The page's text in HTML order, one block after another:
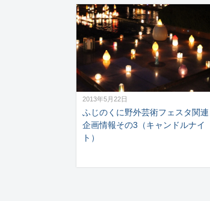
2013年5月22日
ふじのくに野外芸術フェスタ関連
企画情報その3（キャンドルナイ
ト）